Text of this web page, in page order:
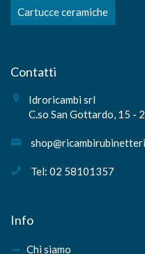
Cartucce ceramiche
Contatti
Idroricambi srl
C.so San Gottardo, 15 -
Tel: 02 58101357
Info
Chi siamo